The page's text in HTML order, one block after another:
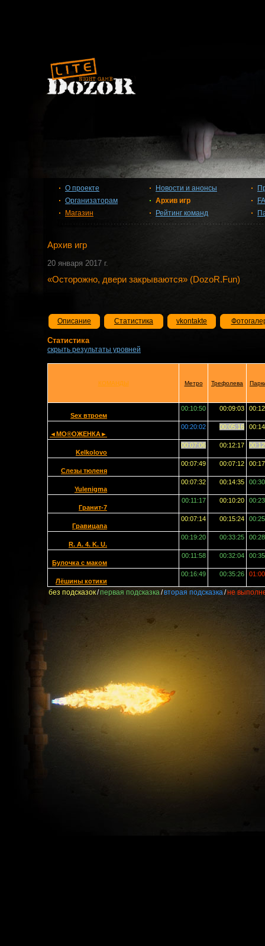
О проекте
Организаторам
Магазин
Новости и анонсы
Архив игр
Рейтинг команд
Архив игр
20 января 2017 г.
«Осторожно, двери закрываются» (DozoR.Fun)
Описание Статистика vkontakte
Статистика
скрыть результаты уровней
КОМАНДЫ Метро Трефолева
Sex втроем
00:10:50 00:09:03
◄МО®ОЖЕНКА►
00:20:02 00:05:16
Kelkolovo
00:07:06 00:12:17
Слезы тюленя
00:07:49 00:07:12
Yulenigma
00:07:32 00:14:35
Гранит-7
00:11:17 00:10:20
Гравицапа
00:07:14 00:15:24
R. A. 4. K. U.
00:19:20 00:33:25
Булочка с маком
00:11:58 00:32:04
Лёшины котики
00:16:49 00:35:26
без подсказок/первая подсказка/вторая подсказка/не